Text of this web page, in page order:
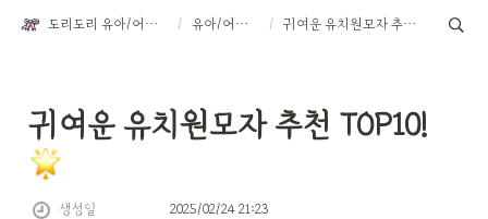
도리도리 유아/어린이 악세서리 / 유아/어린이용품 / 귀여운 유치원모자 추천 TOP10! 🌟
귀여운 유치원모자 추천 TOP10!
생성일 2025/02/24 21:23